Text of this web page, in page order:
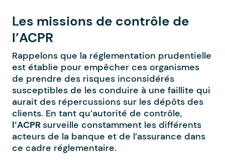
Les missions de contrôle de
l’ACPR
Rappelons que la réglementation prudentielle
est établie pour empêcher ces organismes
de prendre des risques inconsidérés
susceptibles de les conduire à une faillite qui
aurait des répercussions sur les dépôts des
clients. En tant qu’autorité de contrôle,
l’ACPRsurveille constamment les différents
acteurs de la banque et de l’assurance dans
ce cadre réglementaire.